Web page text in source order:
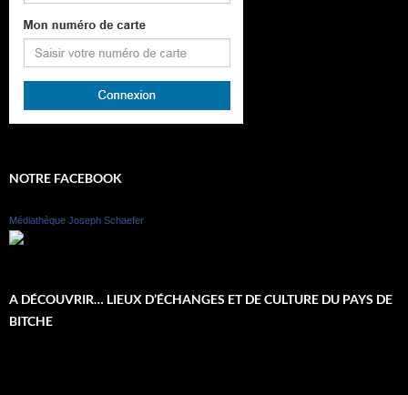
NOTRE FACEBOOK
Médiathèque Joseph Schaefer
A DÉCOUVRIR… LIEUX D’ÉCHANGES ET DE CULTURE DU PAYS DE
BITCHE